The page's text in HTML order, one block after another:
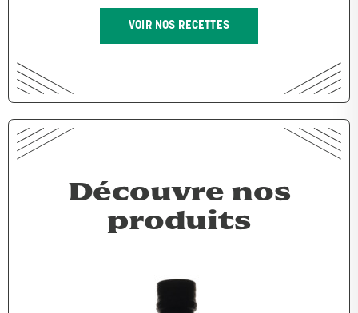
VOIR NOS RECETTES
Découvre nos
produits